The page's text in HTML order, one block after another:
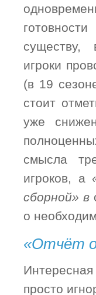
игроки
(в 19
стоит
уже
смысла
игроков, а
сборной» в
о
«Отчёт о
просто